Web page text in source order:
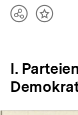
TeilenInhalt
I.